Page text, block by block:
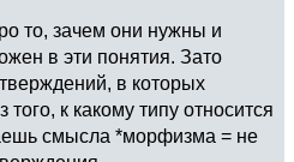
то, зачем они нужны и
в эти понятия. Зато
в которых
к какому типу относится
смысла *морфизма = не